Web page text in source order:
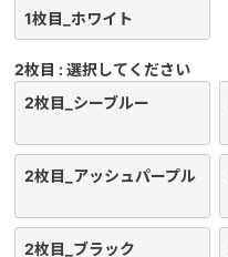
1枚目_ホワイト
2枚目
選択してください
2枚目_シーブルー
2枚目_アッシュパープル
2枚目_ブラック